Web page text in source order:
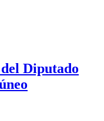
Diputado